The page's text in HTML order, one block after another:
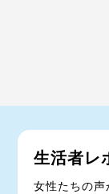
生活者レ
女性たちの